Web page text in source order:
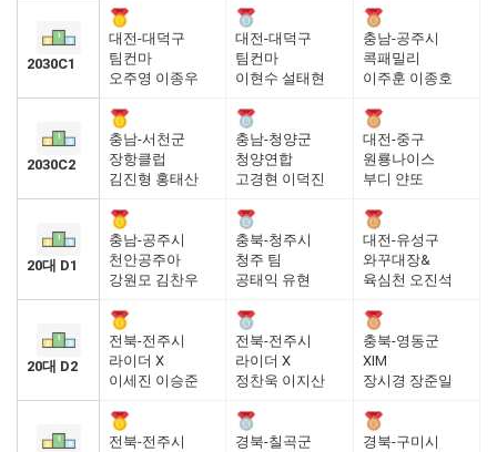
2030C1
대전-대덕구
팀컨마
오주영 이종우
대전-대덕구
팀컨마
이현수 설태현
충남-공주시
콕패밀리
이주훈 이종호
2030C2
충남-서천군
장항클럽
김진형 홍태산
충남-청양군
청양연합
고경현 이덕진
대전-중구
원룡나이스
부디 얀또
20대 D1
충남-공주시
천안공주아
강원모 김찬우
충북-청주시
청주 팀
공태익 유현
대전-유성구
와꾸대장&
육심천 오진석
20대 D2
전북-전주시
라이더 X
이세진 이승준
전북-전주시
라이더 X
정찬욱 이지산
충북-영동군
XIM
장시경 장준일
전북-전주시
경북-칠곡군
경북-구미시